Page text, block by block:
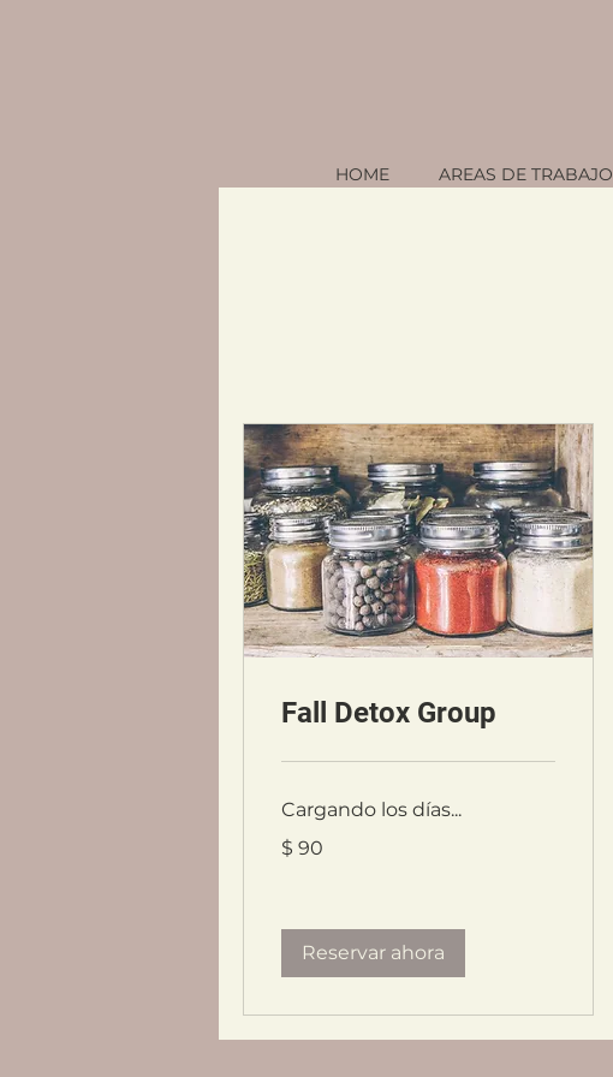
HOME AREAS DE TRABAJO
Fall Detox Group
Cargando los días...
90
pesos
$ 90
Reservar ahora